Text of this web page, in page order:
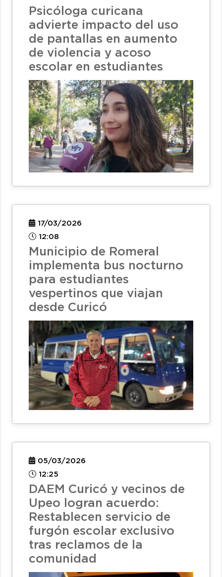
Psicóloga curicana
advierte impacto del uso
de pantallas en aumento
de violencia y acoso
escolar en estudiantes
17/03/2026
12:08
Municipio de Romeral
implementa bus nocturno
para estudiantes
vespertinos que viajan
desde Curicó
05/03/2026
12:25
DAEM Curicó y vecinos de
Upeo logran acuerdo:
Restablecen servicio de
furgón escolar exclusivo
tras reclamos de la
comunidad